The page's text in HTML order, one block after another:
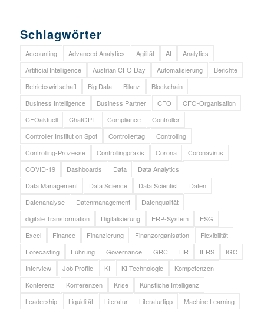
Schlagwörter
Accounting Advanced Analytics Agilität AI
Analytics
Artificial Intelligence
Austrian CFO Day Automatisierung
Berichte
Betriebswirtschaft
Big Data Bilanz
Blockchain
Business Intelligence
Business Partner CFO
CFO-Organisation
CFOaktuell
ChatGPT Compliance
Controller
Controller Institut on Spot
Controllertag
Controlling
Controlling-Prozesse
Controllingpraxis Corona
Coronavirus
COVID-19
Dashboards Data
Data Analytics
Data Management
Data Science Data Scientist
Daten
Datenanalyse
Datenmanagement
Datenqualität
digitale Transformation
Digitalisierung ERP-System
ESG
Excel
Finance Finanzierung Finanzorganisation
Flexibilität
Forecasting
Führung Governance GRC HR IFRS
IGC
Interview
Job Profile KI KI-Technologie
Kompetenzen
Konferenz
Konferenzen Krise
Künstliche Intelligenz
Leadership
Liquidität Literatur Literaturtipp Machine Learning